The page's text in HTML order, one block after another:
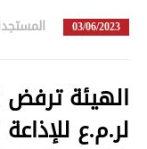
03/06/2023
الهيئة ترفض
لر.م.ع